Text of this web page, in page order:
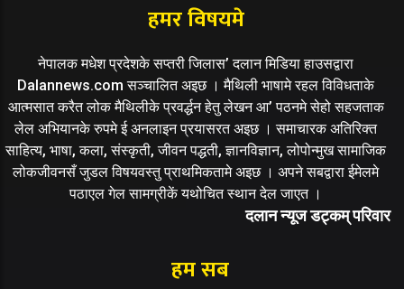
हमर विषयमे
नेपालक मधेश प्रदेशके सप्तरी जिलास’ दलान मिडिया हाउसद्वारा
Dalannews.com सञ्चालित अइछ । मैथिली भाषामे रहल विविधताके
आत्मसात करैत लोक मैथिलीके प्रवर्द्धन हेतु लेखन आ’ पठनमे सेहो सहजताक
लेल अभियानके रुपमे ई अनलाइन प्रयासरत अइछ । समाचारक अतिरिक्त
साहित्य, भाषा, कला, संस्कृती, जीवन पद्धती, ज्ञानविज्ञान, लोपोन्मुख सामाजिक
लोकजीवनसँ जुडल विषयवस्तु प्राथमिकतामे अइछ । अपने सबद्वारा ईमेलमे
पठाएल गेल सामग्रीकें यथोचित स्थान देल जाएत ।
दलान न्यूज डट्कम् परिवार
हम सब